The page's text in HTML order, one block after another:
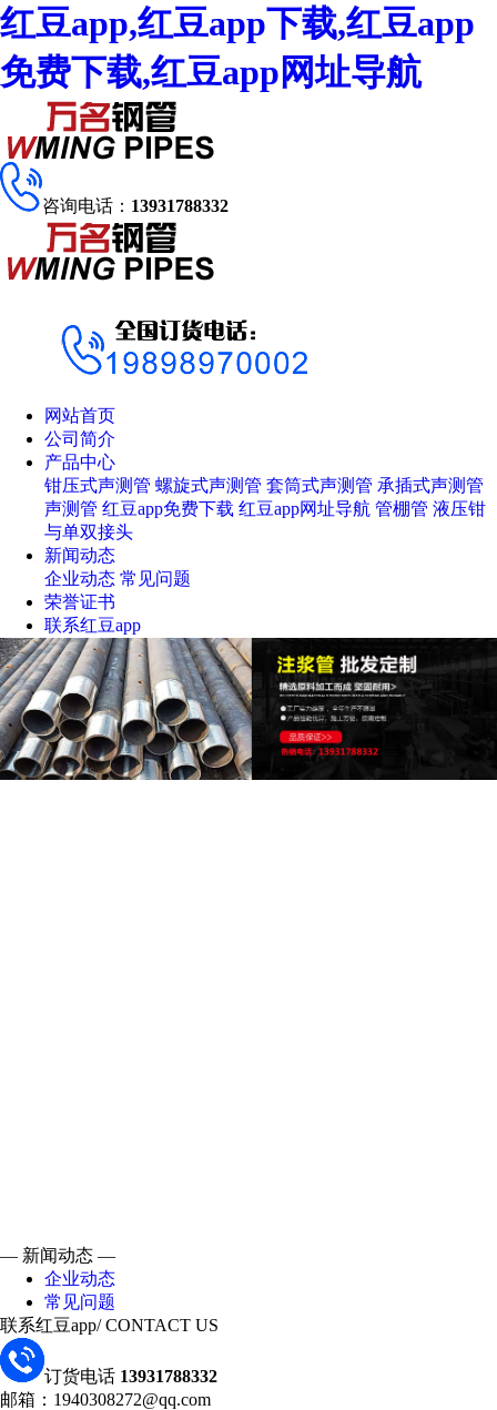
红豆app,红豆app下载,红豆app
免费下载,红豆app网址导航
咨询电话： 13931788332
网站首页
公司简介
产品中心
钳压式声测管 螺旋式声测管 套筒式声测管 承插式声测管
声测管 红豆app免费下载 红豆app网址导航 管棚管 液压钳
与单双接头
新闻动态
企业动态 常见问题
荣誉证书
联系红豆app
— 新闻动态 —
企业动态
常见问题
联系红豆app/ CONTACT US
订货电话 13931788332
邮箱：1940308272@qq.com